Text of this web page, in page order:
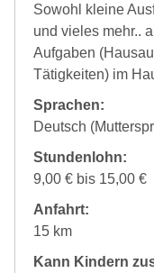
Sowohl kleine
und vieles mehr..
Aufgaben
Tätigkeiten) im
Sprachen:
Deutsch
Stundenlohn:
9,00 € bis 15,00 €
Anfahrt:
15 km
Kann Kindern